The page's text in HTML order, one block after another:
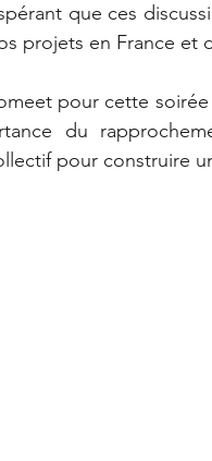
que ces
projets en France et
pour cette
du
pour construire